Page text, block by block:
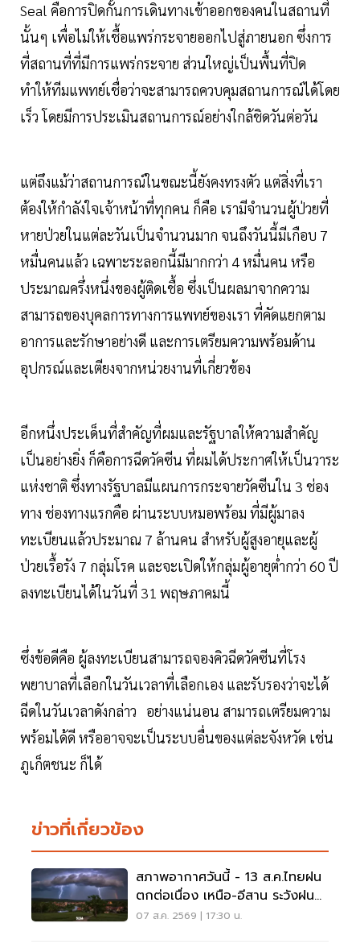
Seal คือการปิดกั้นการเดินทางเข้าออกของคนในสถานที่
นั้นๆ เพื่อไม่ให้เชื้อแพร่กระจายออกไปสู่ภายนอก ซึ่งการ
ที่สถานที่ที่มีการแพร่กระจาย ส่วนใหญ่เป็นพื้นที่ปิด
ทำให้ทีมแพทย์เชื่อว่าจะสามารถควบคุมสถานการณ์ได้โดย
เร็ว โดยมีการประเมินสถานการณ์อย่างใกล้ชิดวันต่อวัน
แต่ถึงแม้ว่าสถานการณ์ในขณะนี้ยังคงทรงตัว แต่สิ่งที่เรา
ต้องให้กำลังใจเจ้าหน้าที่ทุกคน ก็คือ เรามีจำนวนผู้ป่วยที่
หายป่วยในแต่ละวันเป็นจำนวนมาก จนถึงวันนี้มีเกือบ 7
หมื่นคนแล้ว เฉพาะระลอกนี้มีมากกว่า 4 หมื่นคน หรือ
ประมาณครึ่งหนึ่งของผู้ติดเชื้อ ซึ่งเป็นผลมาจากความ
สามารถของบุคลการทางการแพทย์ของเรา ที่คัดแยกตาม
อาการและรักษาอย่างดี และการเตรียมความพร้อมด้าน
อุปกรณ์และเตียงจากหน่วยงานที่เกี่ยวข้อง
อีกหนึ่งประเด็นที่สำคัญที่ผมและรัฐบาลให้ความสำคัญ
เป็นอย่างยิ่ง ก็คือการฉีดวัคซีน ที่ผมได้ประกาศให้เป็นวาระ
แห่งชาติ ซึ่งทางรัฐบาลมีแผนการกระจายวัคซีนใน 3 ช่อง
ทาง ช่องทางแรกคือ ผ่านระบบหมอพร้อม ที่มีผู้มาลง
ทะเบียนแล้วประมาณ 7 ล้านคน สำหรับผู้สูงอายุและผู้
ป่วยเรื้อรัง 7 กลุ่มโรค และจะเปิดให้กลุ่มผู้อายุต่ำกว่า 60 ปี
ลงทะเบียนได้ในวันที่ 31 พฤษภาคมนี้
ซึ่งข้อดีคือ ผู้ลงทะเบียนสามารถจองคิวฉีดวัคซีนที่โรง
พยาบาลที่เลือกในวันเวลาที่เลือกเอง และรับรองว่าจะได้
ฉีดในวันเวลาดังกล่าว อย่างแน่นอน สามารถเตรียมความ
พร้อมได้ดี หรืออาจจะเป็นระบบอื่นของแต่ละจังหวัด เช่น
ภูเก็ตชนะ ก็ได้
ข่าวที่เกี่ยวข้อง
สภาพอากาศวันนี้ - 13 ส.ค.ไทยฝน
ตกต่อเนื่อง เหนือ-อีสาน ระวังฝน
ตกหนักมากบางแห่ง
07 ส.ค. 2569 | 17:30 น.